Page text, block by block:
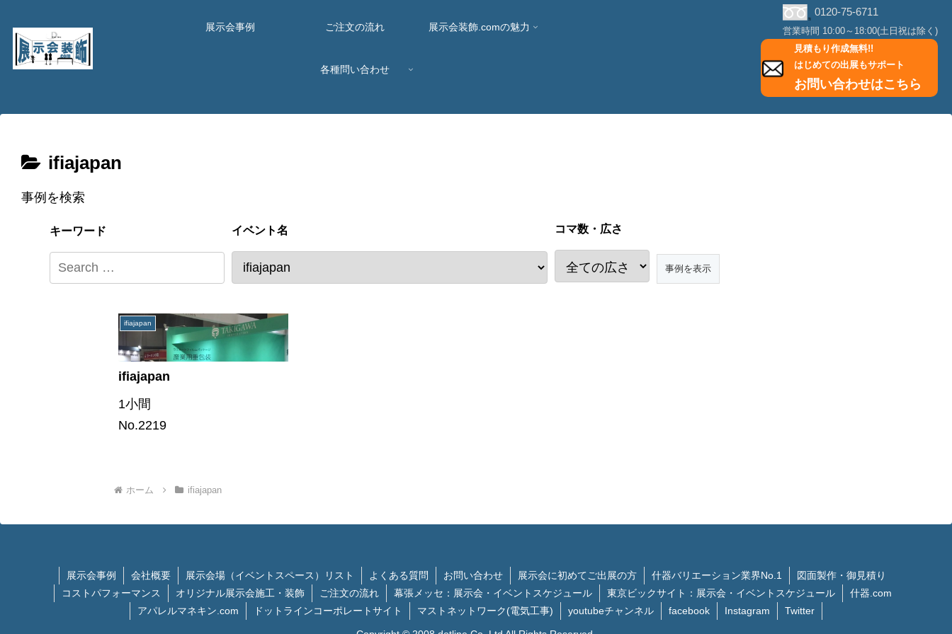
展示会事例 ご注文の流れ 展示会装飾.comの魅力
各種問い合わせ
0120-75-6711
営業時間 10:00～18:00(土日祝は除く)
見積もり作成無料!!
はじめての出展もサポート
お問い合わせはこちら
ifiajapan
事例を検索
キーワード イベント名 コマ数・広さ
ifiajapan
ifiajapan
1小間
No.2219
ホーム ifiajapan
展示会事例 会社概要 展示会場（イベントスペース）リスト よくある質問 お問い合わせ 展示会に初めてご出展の方 什器バリエーション業界No.1
図面製作・御見積り
コストパフォーマンス
オリジナル展示会施工・装飾 ご注文の流れ 幕張メッセ：展示会・イベントスケジュール 東京ビックサイト：展示会・イベントスケジュール
什器.com
アパレルマネキン.com
ドットラインコーポレートサイト マストネットワーク(電気工事) youtubeチャンネル facebook Instagram Twitter